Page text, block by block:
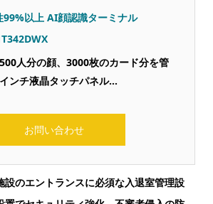
99%以上 AI顔認識ターミナル
人分の顔、3000枚のカード分を管
ンチ液晶タッチパネル…
お問い合わせ
設のエントランスに必須な入退室管理設